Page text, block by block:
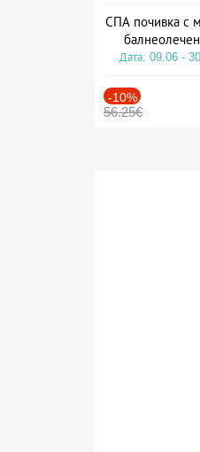
СПА почивка с
Дата: 09.06 -
-10%
56.25€